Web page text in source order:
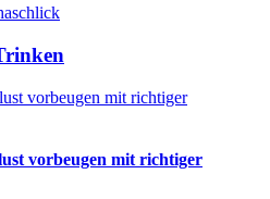
vorbeugen mit richtiger